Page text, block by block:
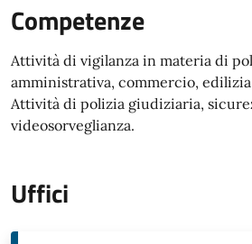
Competenze
Attività di vigilanza in materia di
amministrativa, commercio,
Attività di polizia giudiziaria,
videosorveglianza.
Uffici